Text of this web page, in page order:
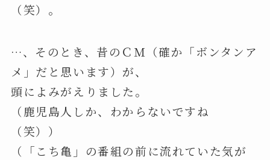
（笑）。
…、そのとき、昔のＣＭ（確か「ボンタンア
メ」だと思います）が、
頭によみがえりました。
（鹿児島人しか、わからないですね
（笑））
（「こち亀」の番組の前に流れていた気が